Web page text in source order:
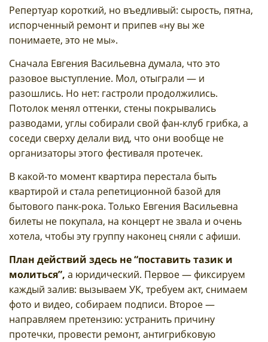
Репертуар короткий, но въедливый: сырость, пятна,
испорченный ремонт и припев «ну вы же
понимаете, это не мы».
Сначала Евгения Васильевна думала, что это
разовое выступление. Мол, отыграли — и
разошлись. Но нет: гастроли продолжились.
Потолок менял оттенки, стены покрывались
разводами, углы собирали свой фан-клуб грибка, а
соседи сверху делали вид, что они вообще не
организаторы этого фестиваля протечек.
В какой-то момент квартира перестала быть
квартирой и стала репетиционной базой для
бытового панк-рока. Только Евгения Васильевна
билеты не покупала, на концерт не звала и очень
хотела, чтобы эту группу наконец сняли с афиши.
План действий здесь не “поставить тазик и
молиться”, а юридический. Первое — фиксируем
каждый залив: вызываем УК, требуем акт, снимаем
фото и видео, собираем подписи. Второе —
направляем претензию: устранить причину
протечки, провести ремонт, антигрибковую